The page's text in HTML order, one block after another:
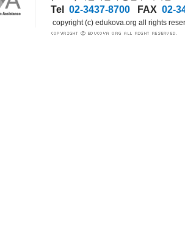
Tel 02-3437-8700 FAX 02-
copyright (c) edukova.org all rights